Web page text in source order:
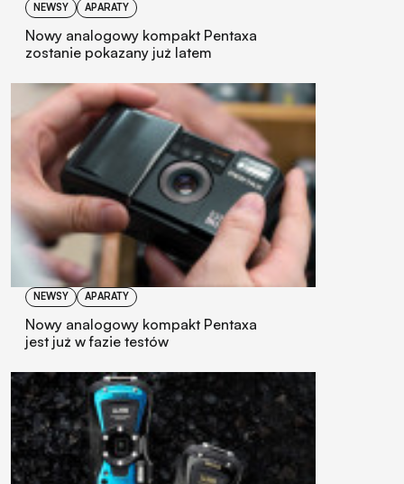
NEWSY APARATY
Nowy analogowy kompakt Pentaxa
zostanie pokazany już latem
NEWSY APARATY
Nowy analogowy kompakt Pentaxa
jest już w fazie testów